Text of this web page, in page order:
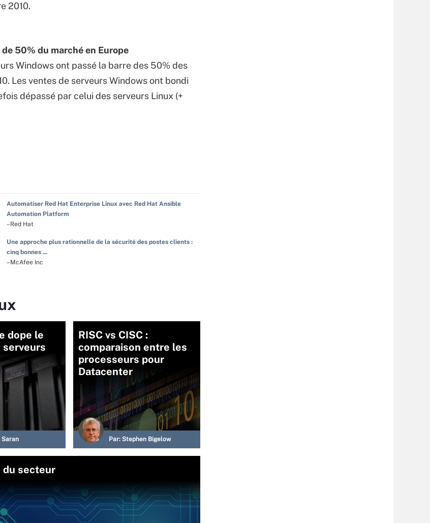
2010.
50% du marché en Europe
Windows ont passé la barre des 50% des
Les ventes de serveurs Windows ont bondi
dépassé par celui des serveurs Linux (+
Automatiser Red Hat Enterprise Linux avec Red Hat Ansible
Automation Platform
–Red Hat
Une approche plus rationnelle de la sécurité des postes clients :
cinq bonnes ...
–McAfee Inc
dope le
serveurs
RISC vs CISC :
comparaison entre les
processeurs pour
Datacenter
Par: Stephen Bigelow
du secteur